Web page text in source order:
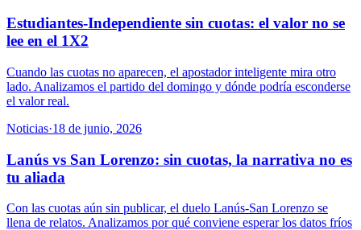
Estudiantes-Independiente sin cuotas: el valor no se
lee en el 1X2
Cuando las cuotas no aparecen, el apostador inteligente mira otro
lado. Analizamos el partido del domingo y dónde podría esconderse
el valor real.
Noticias·18 de junio, 2026
Lanús vs San Lorenzo: sin cuotas, la narrativa no es
tu aliada
Con las cuotas aún sin publicar, el duelo Lanús-San Lorenzo se
llena de relatos. Analizamos por qué conviene esperar los datos fríos